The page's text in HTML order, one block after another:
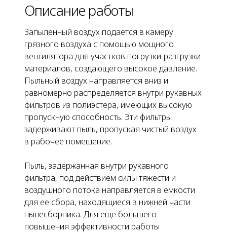
Описание работы
Запыленный воздух подается в камеру
грязного воздуха с помощью мощного
вентилятора для участков погрузки-разгрузки
материалов, создающего высокое давление.
Пыльный воздух направляется вниз и
равномерно распределяется внутри рукавных
фильтров из полиэстера, имеющих высокую
пропускную способность. Эти фильтры
задерживают пыль, пропуская чистый воздух
в рабочее помещение.
Пыль, задержанная внутри рукавного
фильтра, под действием силы тяжести и
воздушного потока направляется в емкости
для ее сбора, находящиеся в нижней части
пылесборника. Для еще большего
повышения эффективности работы